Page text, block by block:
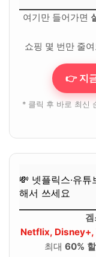
여기만 들어가면
쇼핑 몇 번만 줄
👉 지
* 클릭 후 바로 최신
💸 넷플릭스·유
해서 쓰세요
Netflix, Disney+,
최대 60%